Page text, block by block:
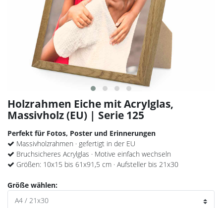
Holzrahmen Eiche mit Acrylglas,
Massivholz (EU) | Serie 125
Perfekt für Fotos, Poster und Erinnerungen
Massivholzrahmen · gefertigt in der EU
Bruchsicheres Acrylglas · Motive einfach wechseln
Größen: 10x15 bis 61x91,5 cm · Aufsteller bis 21x30
Größe wählen: